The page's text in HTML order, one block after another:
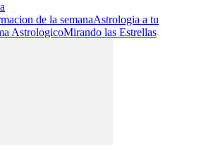
de la semanaAstrologia a tu
AstrologicoMirando las Estrellas